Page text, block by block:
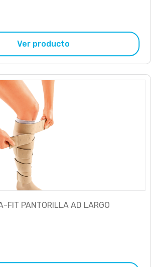
Ver producto
FIT PANTORILLA AD LARGO